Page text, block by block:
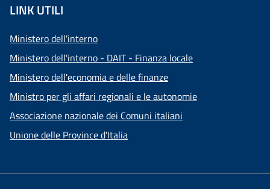
LINK UTILI
Ministero dell'interno
Ministero dell'interno - DAIT - Finanza locale
Ministero dell'economia e delle finanze
Ministro per gli affari regionali e le autonomie
Associazione nazionale dei Comuni italiani
Unione delle Province d'Italia